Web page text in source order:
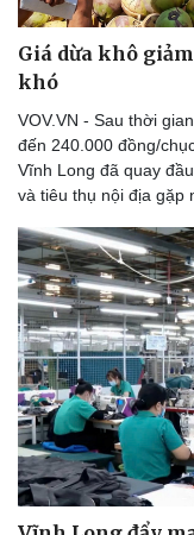
Giá dừa khô
khó
VOV.VN - Sau thời
đến 240.000 đồng/
Vĩnh Long đã quay
và tiêu thụ nội địa gặp